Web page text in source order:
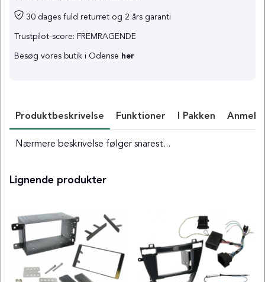
30 dages fuld returret og 2 års garanti
Trustpilot-score: FREMRAGENDE
Besøg vores butik i Odense her
Produktbeskrivelse Funktioner I Pakken
Nærmere beskrivelse følger snarest...
Lignende produkter